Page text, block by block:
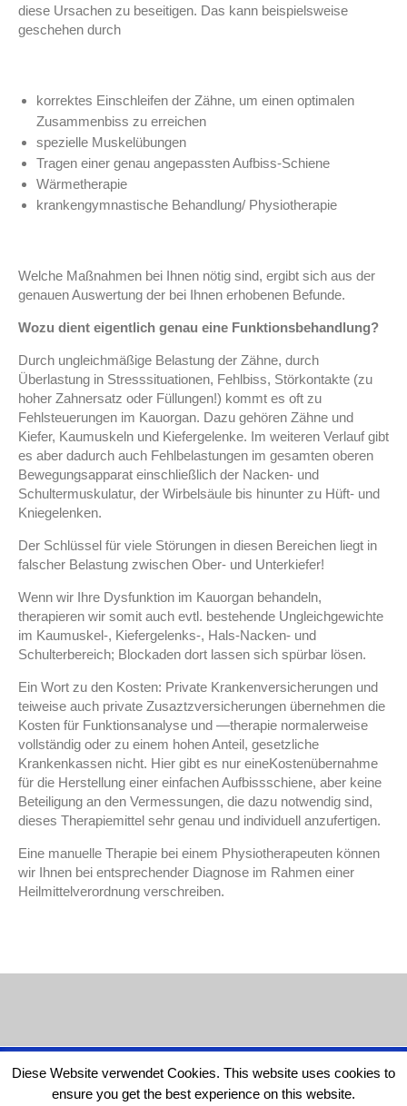
diese Ursachen zu beseitigen. Das kann beispielsweise
geschehen durch
korrektes Einschleifen der Zähne, um einen optimalen
Zusammenbiss zu erreichen
spezielle Muskelübungen
Tragen einer genau angepassten Aufbiss-Schiene
Wärmetherapie
krankengymnastische Behandlung/ Physiotherapie
Welche Maßnahmen bei Ihnen nötig sind, ergibt sich aus der
genauen Auswertung der bei Ihnen erhobenen Befunde.
Wozu dient eigentlich genau eine Funktionsbehandlung?
Durch ungleichmäßige Belastung der Zähne, durch
Überlastung in Stresssituationen, Fehlbiss, Störkontakte (zu
hoher Zahnersatz oder Füllungen!) kommt es oft zu
Fehlsteuerungen im Kauorgan. Dazu gehören Zähne und
Kiefer, Kaumuskeln und Kiefergelenke. Im weiteren Verlauf gibt
es aber dadurch auch Fehlbelastungen im gesamten oberen
Bewegungsapparat einschließlich der Nacken- und
Schultermuskulatur, der Wirbelsäule bis hinunter zu Hüft- und
Kniegelenken.
Der Schlüssel für viele Störungen in diesen Bereichen liegt in
falscher Belastung zwischen Ober- und Unterkiefer!
Wenn wir Ihre Dysfunktion im Kauorgan behandeln,
therapieren wir somit auch evtl. bestehende Ungleichgewichte
im Kaumuskel-, Kiefergelenks-, Hals-Nacken- und
Schulterbereich; Blockaden dort lassen sich spürbar lösen.
Ein Wort zu den Kosten: Private Krankenversicherungen und
teiweise auch private Zusaztzversicherungen übernehmen die
Kosten für Funktionsanalyse und —therapie normalerweise
vollständig oder zu einem hohen Anteil, gesetzliche
Krankenkassen nicht. Hier gibt es nur eineKostenübernahme
für die Herstellung einer einfachen Aufbissschiene, aber keine
Beteiligung an den Vermessungen, die dazu notwendig sind,
dieses Therapiemittel sehr genau und individuell anzufertigen.
Eine manuelle Therapie bei einem Physiotherapeuten können
wir Ihnen bei entsprechender Diagnose im Rahmen einer
Heilmittelverordnung verschreiben.
Zahnarzt Kiel | Dr.med.dent. Niels HerholzImpressum
Datenschutzerklärung
Diese Website verwendet Cookies. This website uses cookies to
ensure you get the best experience on this website.